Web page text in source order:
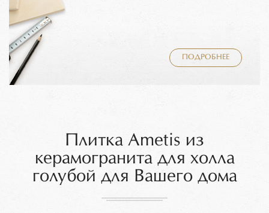
ПОДРОБНЕЕ
Плитка Ametis из
керамогранита для холла
голубой для Вашего дома